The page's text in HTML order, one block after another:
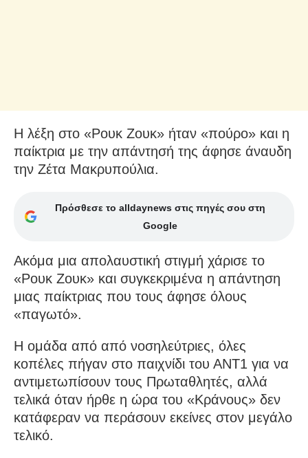
Η λέξη στο «Ρουκ Ζουκ» ήταν «πούρο» και η
παίκτρια με την απάντησή της άφησε άναυδη
την Ζέτα Μακρυπούλια.
Πρόσθεσε το alldaynews στις πηγές σου στη
Google
Ακόμα μια απολαυστική στιγμή χάρισε το
«Ρουκ Ζουκ» και συγκεκριμένα η απάντηση
μιας παίκτριας που τους άφησε όλους
«παγωτό».
Η ομάδα από από νοσηλεύτριες, όλες
κοπέλες πήγαν στο παιχνίδι του ΑΝΤ1 για να
αντιμετωπίσουν τους Πρωταθλητές, αλλά
τελικά όταν ήρθε η ώρα του «Κράνους» δεν
κατάφεραν να περάσουν εκείνες στον μεγάλο
τελικό.